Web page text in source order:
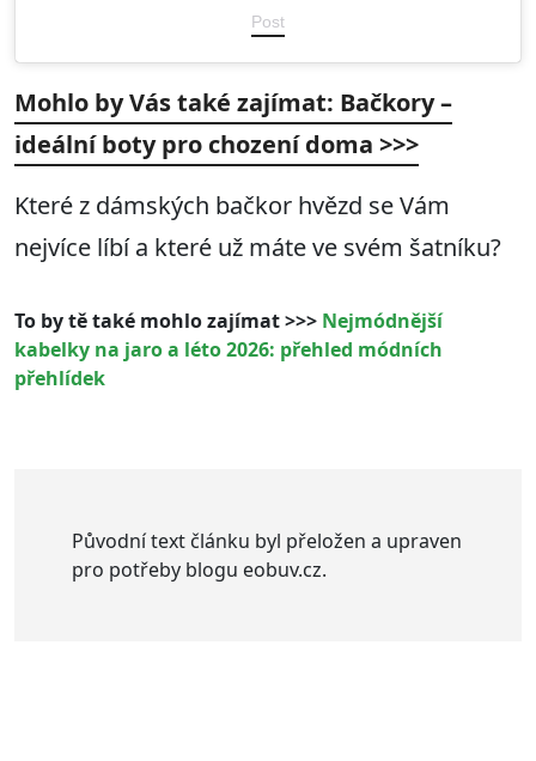
Post
Mohlo by Vás také zajímat: Bačkory –
ideální boty pro chození doma >>>
Které z dámských bačkor hvězd se Vám
nejvíce líbí a které už máte ve svém šatníku?
To by tě také mohlo zajímat >>> Nejmódnější
kabelky na jaro a léto 2026: přehled módních
přehlídek
Původní text článku byl přeložen a upraven
pro potřeby blogu eobuv.cz.